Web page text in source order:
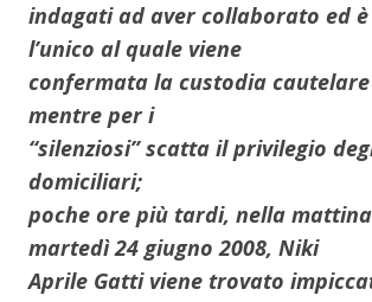
indagati ad aver collaborato ed
l’unico al quale viene
confermata la custodia
mentre per i
“silenziosi” scatta il privilegio
domiciliari;
poche ore più tardi, nella
martedì 24 giugno 2008, Niki
Aprile Gatti viene trovato